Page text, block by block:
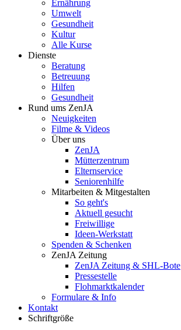
Ernährung
Umwelt
Gesundheit
Kultur
Alle Kurse
Dienste
Beratung
Betreuung
Hilfen
Gesundheit
Rund ums ZenJA
Neuigkeiten
Filme & Videos
Über uns
ZenJA
Mütterzentrum
Elternservice
Seniorenhilfe
Mitarbeiten & Mitgestalten
So geht's
Aktuell gesucht
Freiwillige
Ideen-Werkstatt
Spenden & Schenken
ZenJA Zeitung
ZenJA Zeitung & SHL-Bote
Pressestelle
Flohmarktkalender
Formulare & Info
Kontakt
Schriftgröße